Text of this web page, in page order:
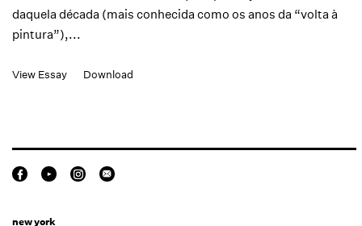
daquela década (mais conhecida como os anos da “volta à
pintura”),...
View Essay Download
new york